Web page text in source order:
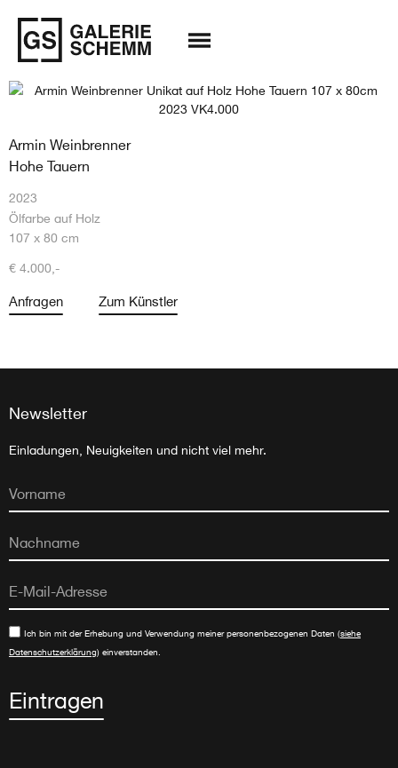
Armin Weinbrenner
Hohe Tauern
2023
Ölfarbe auf Holz
107 x 80 cm
€ 4.000,-
Anfragen Zum Künstler
Newsletter
Einladungen, Neuigkeiten und nicht viel mehr.
Ich bin mit der Erhebung und Verwendung meiner personenbezogenen Daten (siehe
Datenschutzerklärung) einverstanden.
Eintragen